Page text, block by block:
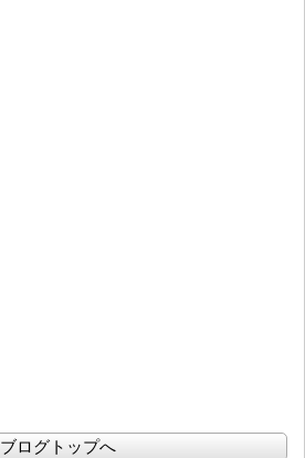
ブログトップへ